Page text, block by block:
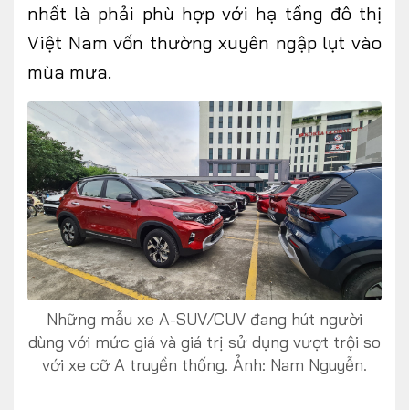
nhất là phải phù hợp với hạ tầng đô thị
Việt Nam vốn thường xuyên ngập lụt vào
mùa mưa.
Những mẫu xe A-SUV/CUV đang hút người
dùng với mức giá và giá trị sử dụng vượt trội so
với xe cỡ A truyền thống. Ảnh: Nam Nguyễn.